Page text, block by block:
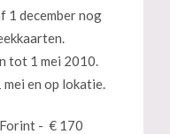
1 december nog
tot 1 mei 2010.
mei en op lokatie.
- € 170